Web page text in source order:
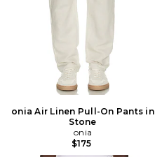
onia Air Linen Pull-On Pants in
Stone
onia
$175